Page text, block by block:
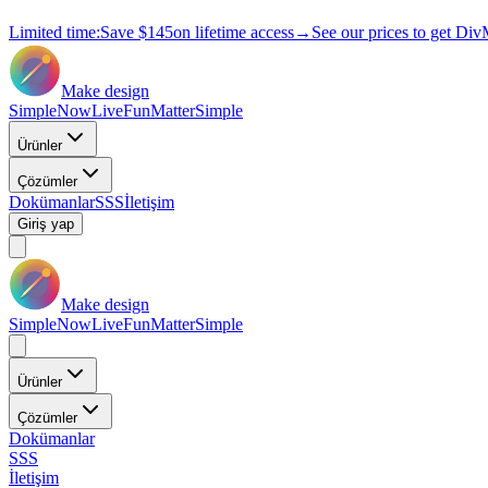
Limited time:Save $145on lifetime access→ See our prices to get
Make design
SimpleNowLiveFunMatterSimple
Ürünler
Çözümler
DokümanlarSSSİletişim
Giriş yap
Make design
SimpleNowLiveFunMatterSimple
Ürünler
Çözümler
Dokümanlar
SSS
İletişim